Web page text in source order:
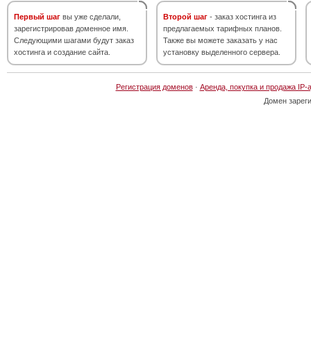
Первый шаг вы уже сделали,
зарегистрировав доменное имя.
Следующими шагами будут заказ
хостинга и создание сайта.
Второй шаг - заказ хостинга из
предлагаемых тарифных планов.
Также вы можете заказать у нас
установку выделенного сервера.
Регистрация доменов· Аренда, покупка и продажа IP-
Домен